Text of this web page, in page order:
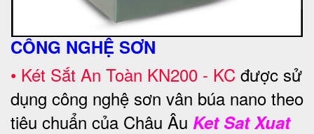
CÔNG NGHỆ SƠN
• Két Sắt An Toàn KN200 - KC được sử
dụng công nghệ sơn vân búa nano theo
tiêu chuẩn của Châu Âu Ket Sat Xuat